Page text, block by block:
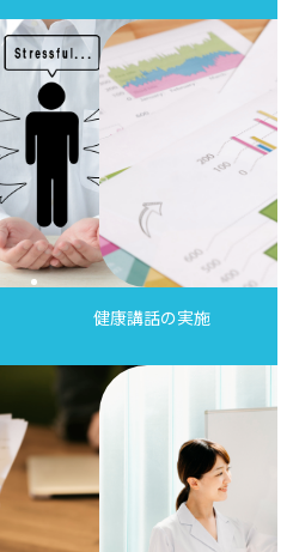
健康講話の実施